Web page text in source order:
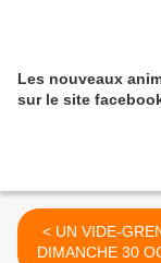
Les nouveaux
sur le site
< UN VIDE-GRENIER LE
DIMANCHE 30